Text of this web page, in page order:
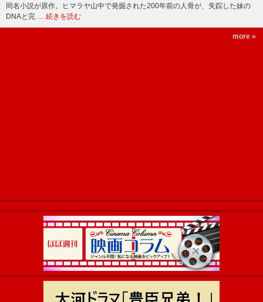
同名小説が原作。ヒマラヤ山中で発掘された200年前の人骨が、失踪した妹の
DNAと完 … 続きを読む
more »